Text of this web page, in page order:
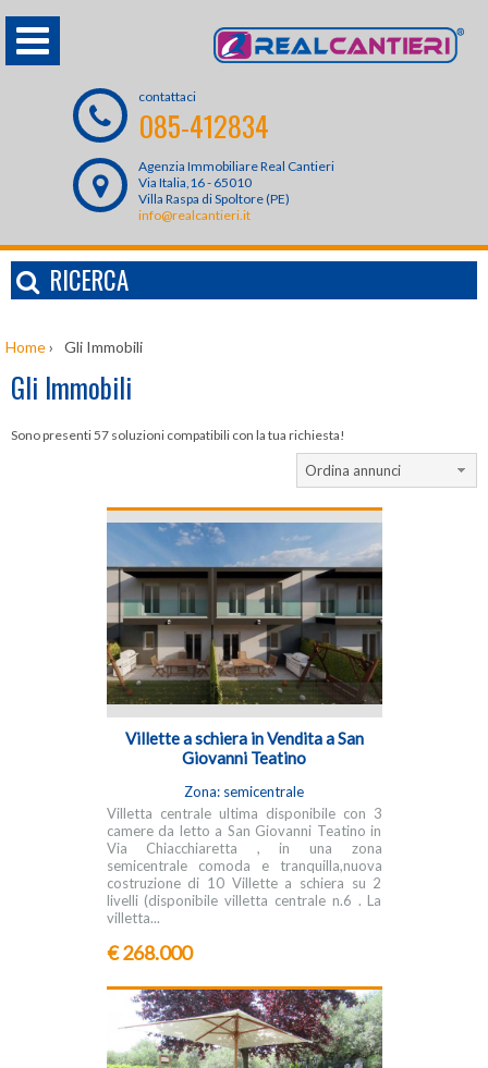
contattaci
085-412834
Agenzia Immobiliare Real Cantieri
Via Italia,16 - 65010
Villa Raspa di Spoltore (PE)
info@realcantieri.it
RICERCA
Home› Gli Immobili
Gli Immobili
Sono presenti 57 soluzioni compatibili con la tua richiesta!
Ordina annunci
Villette a schiera in Vendita a San
Giovanni Teatino
Zona: semicentrale
Villetta centrale ultima disponibile con 3
camere da letto a San Giovanni Teatino in
Via Chiacchiaretta , in una zona
semicentrale comoda e tranquilla,nuova
costruzione di 10 Villette a schiera su 2
livelli (disponibile villetta centrale n.6 . La
villetta...
€ 268.000